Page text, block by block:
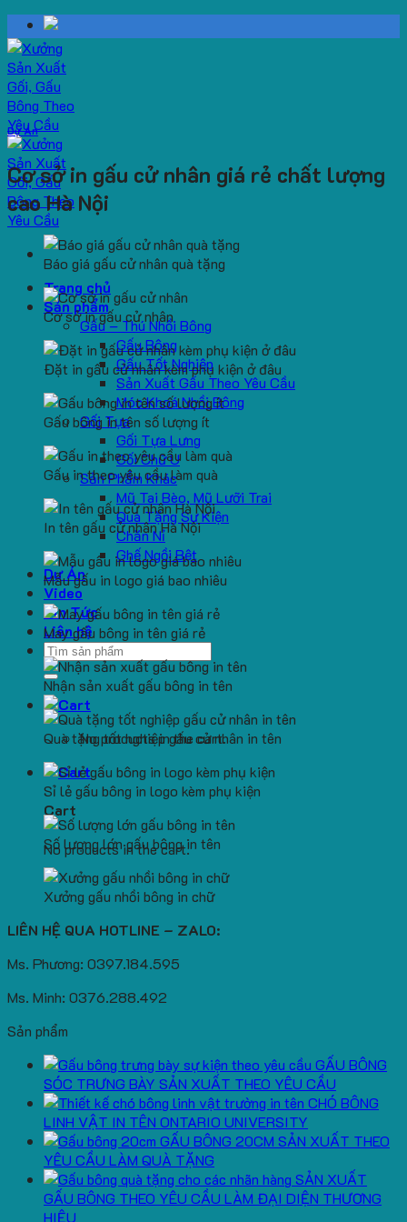
Skip
to
content
Trang chủ
Sản phẩm
Gấu – Thú Nhồi Bông
Gấu Bông
Gấu Tốt Nghiệp
Sản Xuất Gấu Theo Yêu Cầu
Móc Khoá Nhồi Bông
Gối Tựa
Gối Tựa Lưng
Gối Chữ U
Sản Phẩm Khác
Mũ Tai Bèo, Mũ Lưỡi Trai
Quà Tặng Sự Kiện
Chăn Nỉ
Ghế Ngồi Bệt
Dự Án
Video
Tin Tức
Liên hệ
Search
for:
No products in the cart.
Cart
No products in the cart.
Dự Án
Cơ sở in gấu cử nhân giá rẻ chất lượng
cao Hà Nội
Báo giá gấu cử nhân quà tặng
Cơ sở in gấu cử nhân
Đặt in gấu cử nhân kèm phụ kiện ở đâu
Gấu bông in tên số lượng ít
Gấu in theo yêu cầu làm quà
In tên gấu cử nhân Hà Nội
Mẫu gấu in logo giá bao nhiêu
May gấu bông in tên giá rẻ
Nhận sản xuất gấu bông in tên
Quà tặng tốt nghiệp gấu cử nhân in tên
Sỉ lẻ gấu bông in logo kèm phụ kiện
Số lượng lớn gấu bông in tên
Xưởng gấu nhồi bông in chữ
LIÊN HỆ QUA HOTLINE – ZALO:
Ms. Phương: 0397.184.595
Ms. Minh: 0376.288.492
Sản phẩm
GẤU BÔNG
SÓC TRƯNG BÀY SẢN XUẤT THEO YÊU CẦU
CHÓ BÔNG
LINH VẬT IN TÊN ONTARIO UNIVERSITY
GẤU BÔNG 20CM SẢN XUẤT THEO
YÊU CẦU LÀM QUÀ TẶNG
SẢN XUẤT
GẤU BÔNG THEO YÊU CẦU LÀM ĐẠI DIỆN THƯƠNG
HIỆU